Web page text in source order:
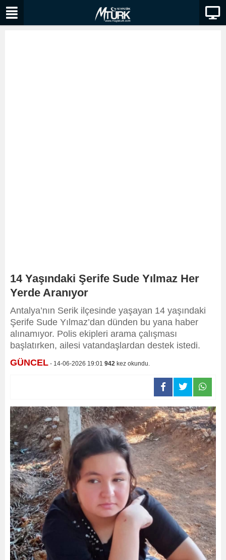
14 Yaşındaki Şerife Sude Yılmaz Her
Yerde Aranıyor
Antalya’nın Serik ilçesinde yaşayan 14 yaşındaki
Şerife Sude Yılmaz’dan dünden bu yana haber
alınamıyor. Polis ekipleri arama çalışması
başlatırken, ailesi vatandaşlardan destek istedi.
GÜNCEL - 14-06-2026 19:01 942 kez okundu.